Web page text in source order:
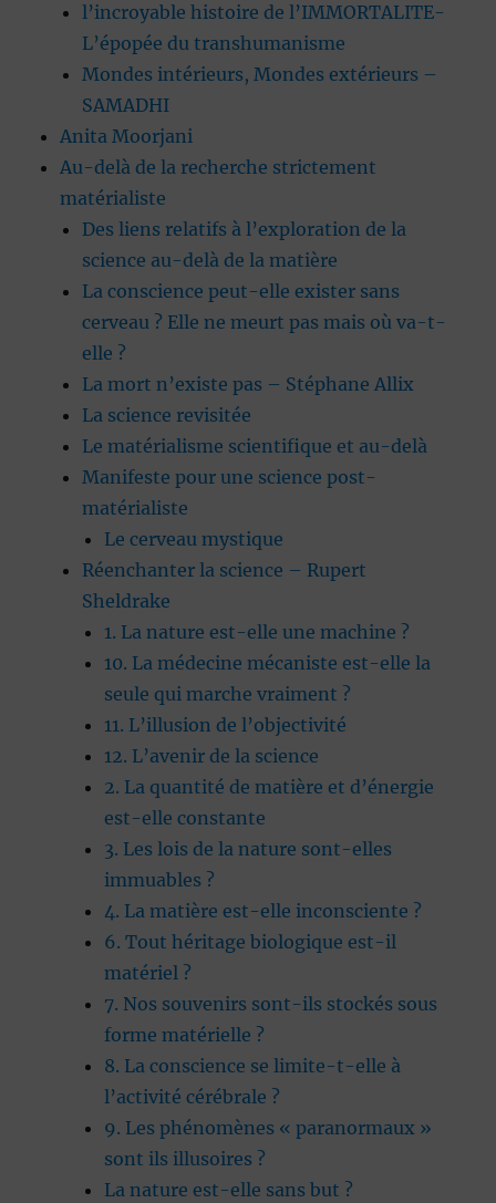
l’incroyable histoire de l’IMMORTALITE-
L’épopée du transhumanisme
Mondes intérieurs, Mondes extérieurs –
SAMADHI
Anita Moorjani
Au-delà de la recherche strictement
matérialiste
Des liens relatifs à l’exploration de la
science au-delà de la matière
La conscience peut-elle exister sans
cerveau ? Elle ne meurt pas mais où va-t-
elle ?
La mort n’existe pas – Stéphane Allix
La science revisitée
Le matérialisme scientifique et au-delà
Manifeste pour une science post-
matérialiste
Le cerveau mystique
Réenchanter la science – Rupert
Sheldrake
1. La nature est-elle une machine ?
10. La médecine mécaniste est-elle la
seule qui marche vraiment ?
11. L’illusion de l’objectivité
12. L’avenir de la science
2. La quantité de matière et d’énergie
est-elle constante
3. Les lois de la nature sont-elles
immuables ?
4. La matière est-elle inconsciente ?
6. Tout héritage biologique est-il
matériel ?
7. Nos souvenirs sont-ils stockés sous
forme matérielle ?
8. La conscience se limite-t-elle à
l’activité cérébrale ?
9. Les phénomènes « paranormaux »
sont ils illusoires ?
La nature est-elle sans but ?